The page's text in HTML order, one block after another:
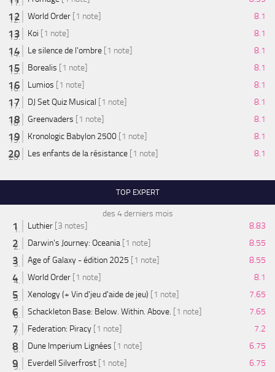
World Order [1 note]
8.1
Koi [1 note]
8.1
Le silence de l'ombre [1 note]
8.1
Borealis [1 note]
8.1
Lumios [1 note]
8.1
DJ Set Quiz Musical [1 note]
8.1
Greenvaders [1 note]
8.1
Kronologic Babylon 2500 [1 note]
8.1
Les enfants de la résistance [1 note] 8.1
TOP EXPERT
des 4 derniers mois
Luthier [3 notes]
8.83
Darwin's Journey: Oceania [1 note]
8.55
Age of Galaxy - édition 2025 [1 note]
8.55
World Order [1 note]
8.1
Xenology (+ Vin d'jeu d'aide de jeu) [1 note]
7.65
Schackleton Base: Below. Within. Above. [1 note]
7.65
Federation: Piracy [1 note]
7.2
Dune Imperium Lignées [1 note]
6.75
Everdell Silverfrost [1 note] 6.75